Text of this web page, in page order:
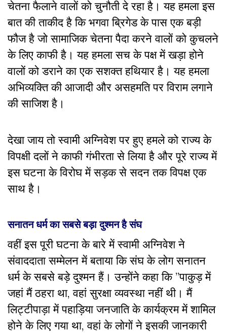
चेतना फैलाने वालों को चुनौती दे रहा है। यह हमला इस
बात की ताकीद है कि भगवा ब्रिगेड के पास एक बड़ी
फौज है जो सामाजिक चेतना पैदा करने वालों को कुचलने
के लिए काफी है। यह हमला सच के पक्ष में खड़ा होने
वालों को डराने का एक सशक्त हथियार है। यह हमला
अभिव्यक्ति की आजादी और असहमति पर विराम लगाने
की साजिश है।
देखा जाय तो स्वामी अग्निवेश पर हुए हमले को राज्य के
विपक्षी दलों ने काफी गंभीरता से लिया है और पूरे राज्य में
इस घटना के विरोघ में सड़क से सदन तक विपक्ष एक
साथ है।
सनातन धर्म का सबसे बड़ा दुश्मन है संघ
वहीं इस पूरी घटना के बारे में स्वामी अग्निवेश ने
संवाददाता सम्मेलन में बताया कि संघ के लोग सनातन
धर्म के सबसे बड़े दुश्मन हैं। उन्होंने कहा कि ”पाकुड़ में
जहां मैं ठहरा था, वहां सुरक्षा व्यवस्था नहीं थी। मैं
लिट्टीपाड़ा में पहाड़िया जनजाति के कार्यक्रम में शामिल
होने के लिए गया था, वहां के लोगों ने इसकी जानकारी